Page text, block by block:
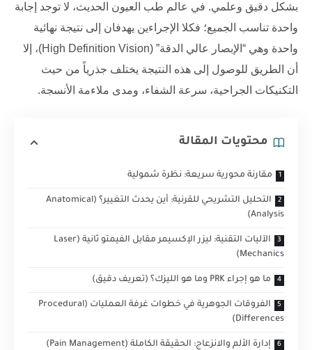
بشكل دقيق وعلمي. في عالم طب العيون الحديث، لا توجد إجابة
واحدة تناسب الجميع؛ فكلا الإجراءين يهدفان إلى نتيجة نهائية
واحدة وهي “الإبصار عالي الدقة” (High Definition Vision)، إلا
أن الطريق للوصول إلى هذه النتيجة يختلف جذرياً من حيث
التكنيكات الجراحية، سرعة الشفاء، ومدى ملاءمة الأنسجة.
محتويات المقالة
مقارنة محورية سريعة: نظرة شمولية
التحليل التشريحي للقرنية: أين يحدث التغيير؟ (Anatomical
Analysis)
الآليات التقنية: ليزر الإكسيمر مقابل الفيمتو ثانية (Laser
Mechanics)
ما هو إجراء PRK وما هو الليزك؟ (تعريف دقيق)
الفروقات الجوهرية في خطوات غرفة العمليات (Procedural
Differences)
إدارة الألم والانزعاج: الحقيقة الكاملة (Pain Management)